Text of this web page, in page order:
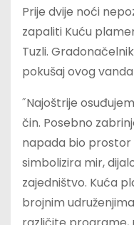
Prije dvije noći
zapaliti Kuću
Tuzli.
pokušaj ovog
˝Najoštrije
čin. Posebno
napada bio prostor
simbolizira mir,
zajedništvo. Kuća
brojnim